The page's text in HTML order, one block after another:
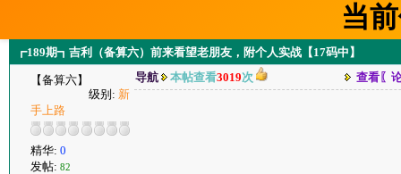
当
┏189期┓吉利（备算六）前来看望老朋友，附个人实战【17码中】
【备算六】
级别: 新
手上路
精华: 0
发帖: 82
导航 本帖查看3019次 查看〖